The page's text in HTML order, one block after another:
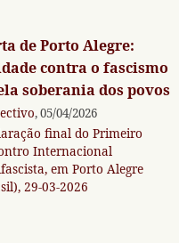
de Porto Alegre:
contra o fascismo
soberania dos povos
, 05/04/2026
final do Primeiro
Internacional
em Porto Alegre
29-03-2026